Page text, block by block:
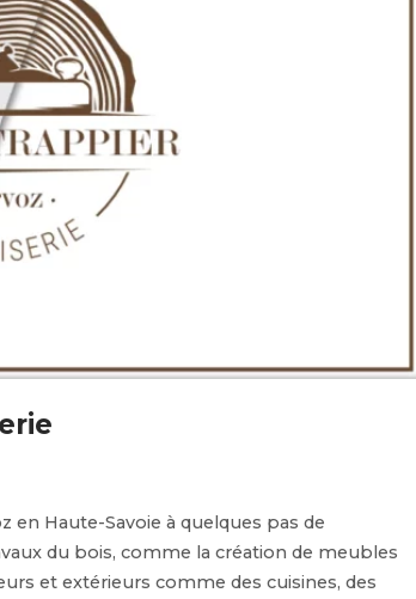
en Haute-Savoie à quelques pas de
du bois, comme la création de meubles
et extérieurs comme des cuisines, des